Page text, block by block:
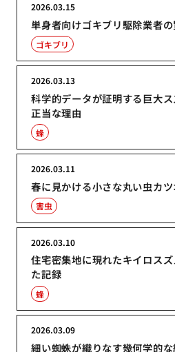
単身者向けゴキブリ駆除業者
2026.03.15
ゴキブリ
科学的データが証明する巨大
正当な理由
2026.03.13
蜂
春に見かける小さな丸い虫カ
2026.03.11
害虫
住宅密集地に現れたキイロス
た記録
2026.03.10
蜂
細い蜘蛛が織りなす幾何学的
2026.03.09